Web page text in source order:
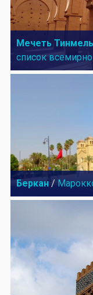
Мечеть Тинмель
список
Беркан /